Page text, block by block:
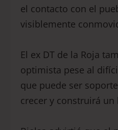
el contacto con el
visiblemente
El ex DT de la Roja
optimista pese al
que puede ser
crecer y construirá un